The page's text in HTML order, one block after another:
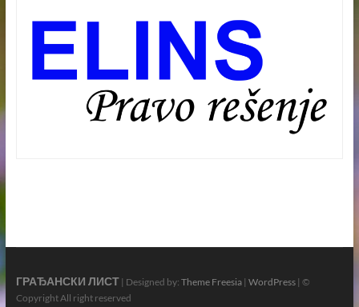
ГРАЂАНСКИ ЛИСТ| Designed by: Theme Freesia| WordPress| ©
Copyright All right reserved